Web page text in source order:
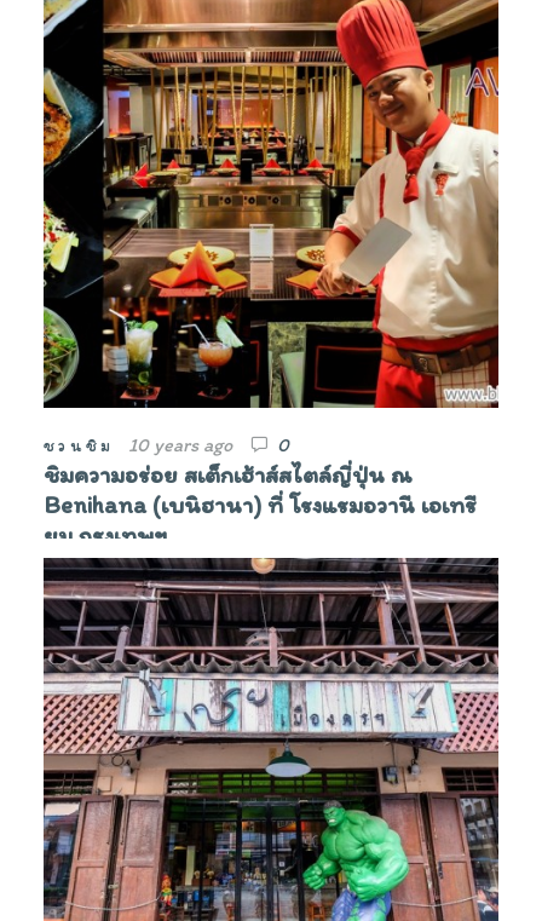
ชวนชิม 10 years ago 0
ชิมความอร่อย สเต็กเฮ้าส์สไตล์ญี่ปุ่น ณ
Benihana (เบนิฮานา) ที่ โรงแรมอวานี เอเทรี
ยม กรุงเทพฯ